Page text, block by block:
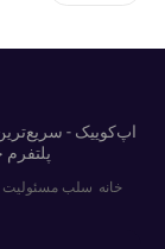
اپ‌کوییک -
خانه سلب مسئولیت